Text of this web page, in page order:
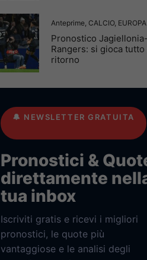
Anteprime, CALCIO,
Pronostico Jagiellonia-
Rangers: si gioca tutto
ritorno
🔔 NEWSLETTER GRATUITA
Pronostici &
direttamente
tua inbox
Iscriviti gratis e ricevi i migliori
pronostici, le quote più
vantaggiose e le analisi degli